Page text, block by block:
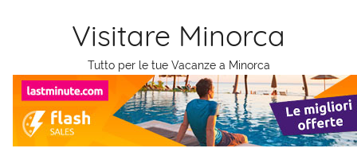
Visitare Minorca
Tutto per le tue Vacanze a Minorca